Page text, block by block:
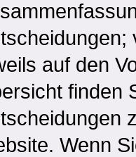
auf den
finden
Wenn